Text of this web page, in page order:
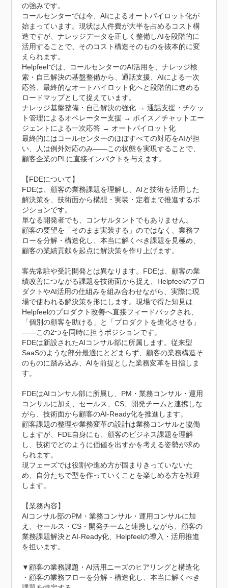
の強みです。
コールセンターでは今、AIによるオートパイロット化が
始まっています。現状は人件費が大半を占めるコスト構
造ですが、ナレッジデータを正しく整備しAIを段階的に
活用することで、そのコスト構造そのものを抜本的に変
えられます。
Helpfeelでは、コールセンターのAI活用を、ナレッジ検
索・自己解決の基盤整備から、通話支援、AIによる一次
応答、最終的なオートパイロット化へと段階的に進める
ロードマップとして捉えています。
ナレッジ基盤整備・自己解決の強化 → 通話支援・チケッ
ト管理によるオペレーター支援 → ボイス／チャットエー
ジェントによる一次応答 → オートパイロット化
最終的にはコールセンターのほぼすべての対応をAIが担
い、人は例外対応のみ——この状態を実現することで、
顧客企業のPLに直接インパクトを与えます。
【FDEについて】
FDEは、顧客の業務課題を理解し、AIと技術を活用した
解決策を、技術面から構想・実装・定着まで推進するポ
ジションです。
単なる開発者でも、コンサルタントでもありません。
顧客の要望を「そのまま実装する」のではなく、業務フ
ローを分解・構造化し、本当に解くべき課題を見極め、
顧客の業績貢献を起点に解決策を作り上げます。
客先常駐や受託開発とは異なります。FDEは、顧客の業
績改善につながる課題を技術面から捉え、Helpfeelのプロ
ダクトやAI活用の仕組みを組み合わせながら、実際に現
場で使われる解決策を形にします。現場で得た知見は
Helpfeelのプロダクト改善へ直接フィードバックされ、
「個別の顧客を助ける」と「プロダクトを進化させる」
——この2つを同時に担うポジションです。
FDEは新設されたAIコンサル部に所属します。従来型
SaaSのような部分最適にとどまらず、顧客の業務構造そ
のものに踏み込み、AIを前提とした業務変革を目指しま
す。
FDEはAIコンサル部に所属し、PM・業務コンサル・運用
コンサルに加え、セールス、CS、開発チームと連携しな
がら、技術面から顧客のAI-Ready化を推進します。
顧客課題の整理や業務変革の設計は業務コンサルと協働
しますが、FDE自身にも、顧客のビジネス課題を理解
し、技術でどのように価値を出すかを考える姿勢が求め
られます。
現フェーズでは役割や進め方が固まりきっていないた
め、自分たちで型を作っていくことを楽しめる方を歓迎
します。
【業務内容】
AIコンサル部のPM・業務コンサル・運用コンサルに加
え、セールス・CS・開発チームと連携しながら、顧客の
業務課題解決とAI-Ready化、Helpfeelの導入・活用推進
を担います。
▼顧客の業務課題・AI活用ニーズのヒアリングと構造化
・顧客の業務フローを分解・構造化し、本当に解くべき